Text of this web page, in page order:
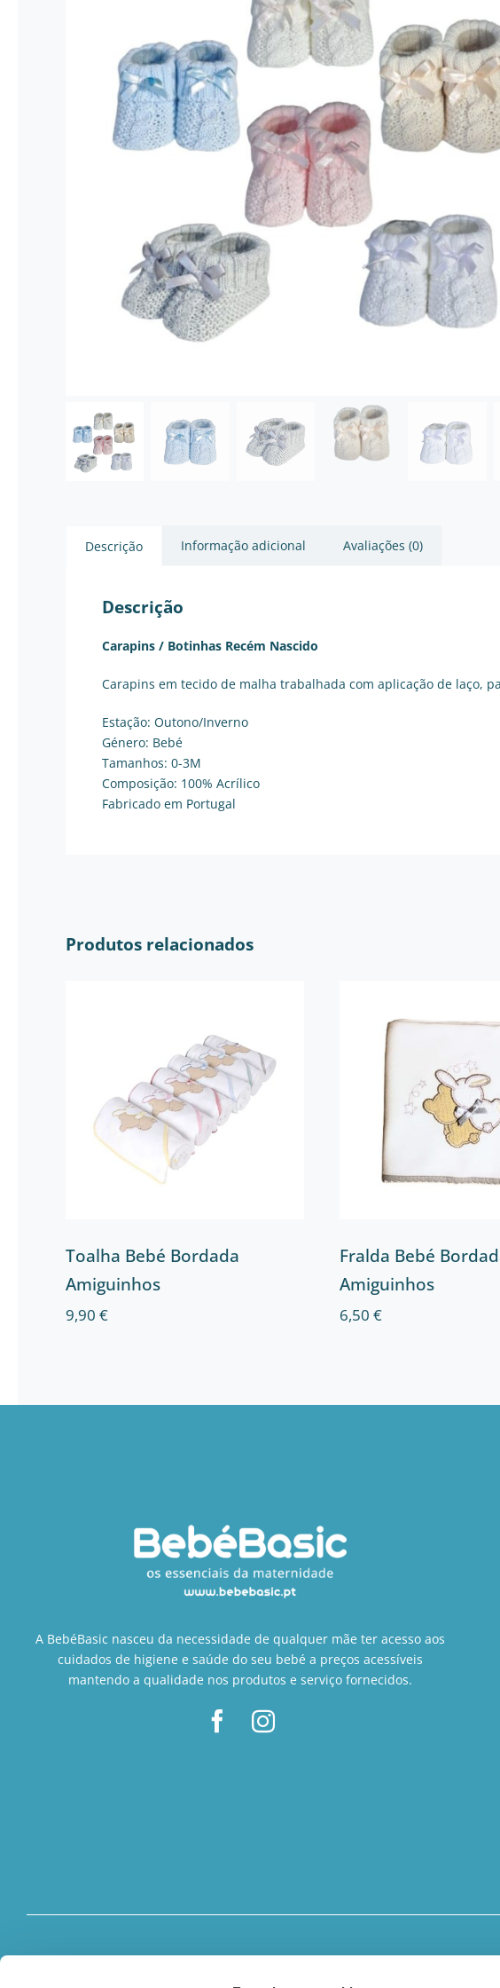
Descrição Informação adicional Avaliações (0)
Descrição
Carapins / Botinhas Recém Nascido
Carapins em tecido de malha trabalhada com aplicação de laço,
Estação: Outono/Inverno
Género: Bebé
Tamanhos: 0-3M
Composição: 100% Acrílico
Fabricado em Portugal
Produtos relacionados
Toalha Bebé Bordada
Amiguinhos
Toalha Bebé Bordada
Amiguinhos
9,90 €
Fralda Bebé
Fralda Bebé
Amiguinhos
6,50 €
A BebéBasic nasceu da necessidade de qualquer mãe ter acesso aos
cuidados de higiene e saúde do seu bebé a preços acessíveis
mantendo a qualidade nos produtos e serviço fornecidos.